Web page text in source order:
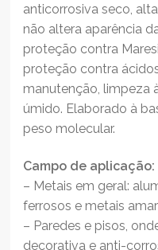
anticorrosiva seco,
não altera aparência
proteção contra
proteção contra
manutenção, limpeza
úmido. Elaborado à
peso molecular.
Campo de aplicação:
– Metais em geral:
ferrosos e metais
– Paredes e pisos,
decorativa e anti-